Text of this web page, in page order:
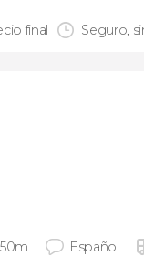
final Seguro,
Español